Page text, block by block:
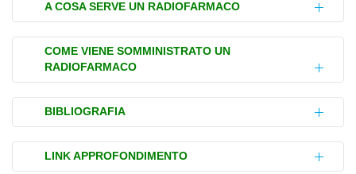
A COSA SERVE UN RADIOFARMACO
Un radiofarmaco è costituito da due
componenti: una molecola biologica e una
composta da uno o più radionuclidi, mentre
trasportare la componente radioattiva,
COME VIENE SOMMINISTRATO UN
RADIOFARMACO
I radiofarmaci possono essere somministrati
per bocca, per endovena, attraverso il
peritoneo o per via locale. Per i trattamenti
BIBLIOGRAFIA
Associazione Italiana Medicina Nucleare
LINK APPROFONDIMENTO